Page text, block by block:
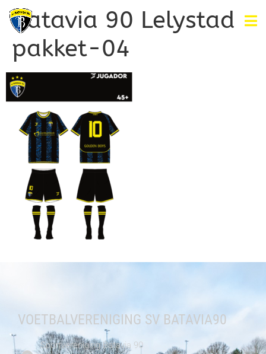
Batavia 90 Lelystad
pakket-04
VOETBALVERENIGING SV BATAVIA90
Sportvereniging Batavia 90